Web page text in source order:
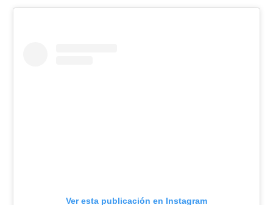
Ver esta publicación en Instagram